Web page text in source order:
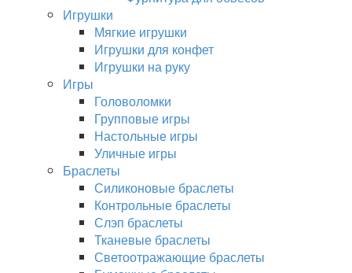
Игрушки
Мягкие игрушки
Игрушки для конфет
Игрушки на руку
Игры
Головоломки
Групповые игры
Настольные игры
Уличные игры
Браслеты
Силиконовые браслеты
Контрольные браслеты
Слэп браслеты
Тканевые браслеты
Светоотражающие браслеты